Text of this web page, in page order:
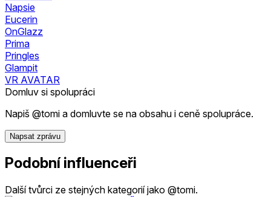
Napsie
Eucerin
OnGlazz
Prima
Pringles
Glampit
VR AVATAR
Domluv si spolupráci
Napiš @tomi a domluvte se na obsahu i ceně spolupráce.
Napsat zprávu
Podobní influenceři
Další tvůrci ze stejných kategorií jako @tomi.